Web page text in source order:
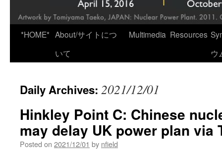
*HOME* About/サイトにつ
いて
Multimedia Resources
ウ
Daily Archives: 2021/12/01
Hinkley Point C: Chinese
may delay UK power plan via
Posted on 2021/12/01 by nfield